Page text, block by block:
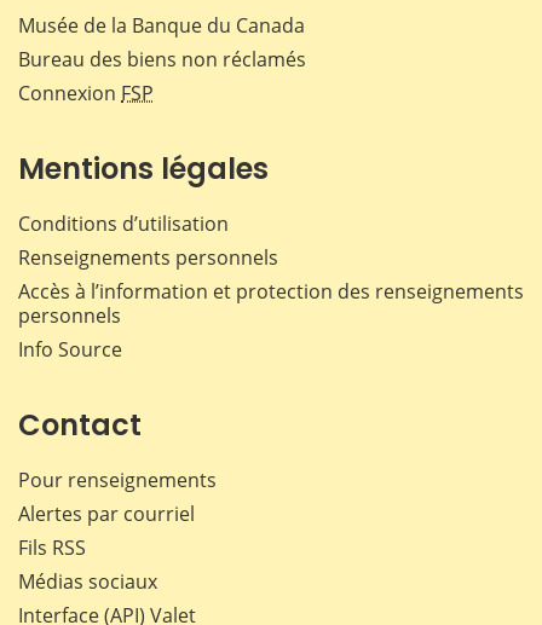
Musée de la Banque du Canada
Bureau des biens non réclamés
Connexion FSP
Mentions légales
Conditions d’utilisation
Renseignements personnels
Accès à l’information et protection des renseignements
personnels
Info Source
Contact
Pour renseignements
Alertes par courriel
Fils RSS
Médias sociaux
Interface (API) Valet